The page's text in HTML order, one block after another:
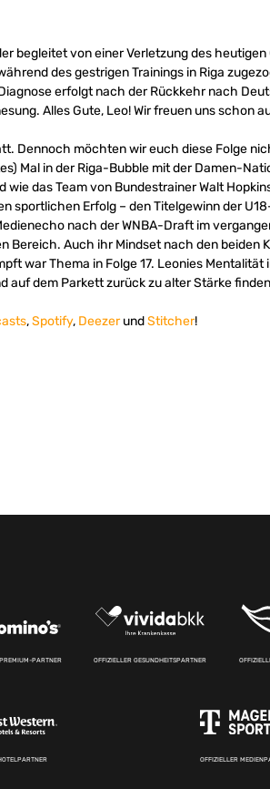
begleitet von einer Verletzung des
des gestrigen Trainings in Riga
erfolgt nach der Rückkehr nach
Alles Gute, Leo! Wir freuen uns schon
Dennoch möchten wir euch diese Folge
Mal in der Riga-Bubble mit der Damen-
das Team von Bundestrainer Walt
sportlichen Erfolg – den Titelgewinn der
nach der WNBA-Draft im
Bereich. Auch ihr Mindset nach den beiden
war Thema in Folge 17. Leonies
auf dem Parkett zurück zu alter Stärke
,Spotify, DeezerundStitcher!
PARTNER OFFIZIELLER GESUNDHEITSPARTNER
OFFIZIELLER